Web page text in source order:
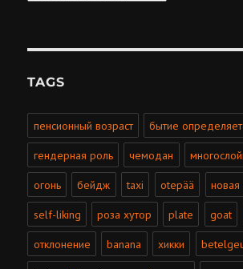
TAGS
пенсионный возраст бытие
гендерная роль чемодан
огонь бейдж taxi otepää новая
self-liking роза хутор plate goat
отклонение banana хикки